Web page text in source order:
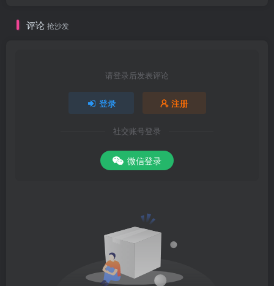
评论 抢沙发
请登录后发表评论
登录 注册
社交账号登录
微信登录